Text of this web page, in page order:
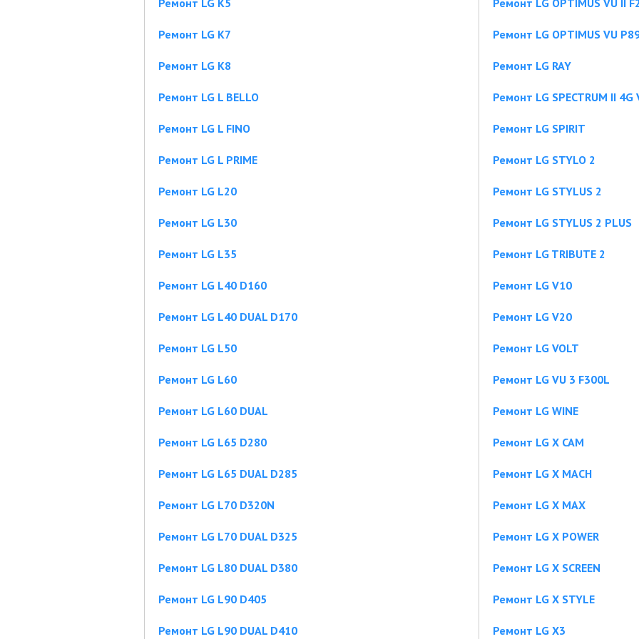
Ремонт LG K5
Ремонт LG K7
Ремонт LG K8
Ремонт LG L BELLO
Ремонт LG L FINO
Ремонт LG L PRIME
Ремонт LG L20
Ремонт LG L30
Ремонт LG L35
Ремонт LG L40 D160
Ремонт LG L40 DUAL D170
Ремонт LG L50
Ремонт LG L60
Ремонт LG L60 DUAL
Ремонт LG L65 D280
Ремонт LG L65 DUAL D285
Ремонт LG L70 D320N
Ремонт LG L70 DUAL D325
Ремонт LG L80 DUAL D380
Ремонт LG L90 D405
Ремонт LG L90 DUAL D410
Ремонт LG OPTIMUS VU II
Ремонт LG OPTIMUS VU
Ремонт LG RAY
Ремонт LG SPECTRUM II 4G
Ремонт LG SPIRIT
Ремонт LG STYLO 2
Ремонт LG STYLUS 2
Ремонт LG STYLUS 2 PLUS
Ремонт LG TRIBUTE 2
Ремонт LG V10
Ремонт LG V20
Ремонт LG VOLT
Ремонт LG VU 3 F300L
Ремонт LG WINE
Ремонт LG X CAM
Ремонт LG X MACH
Ремонт LG X MAX
Ремонт LG X POWER
Ремонт LG X SCREEN
Ремонт LG X STYLE
Ремонт LG X3